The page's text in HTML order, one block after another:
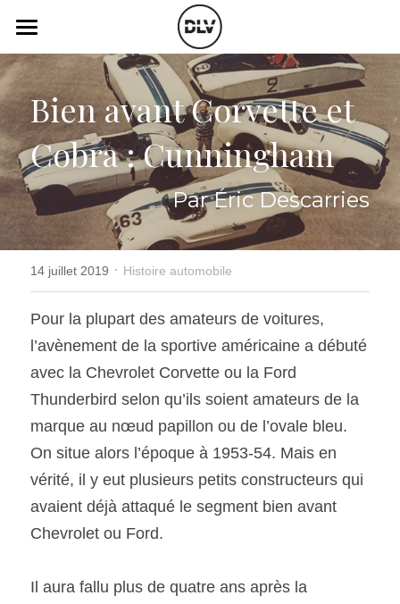
Catégories
Actualité Auto
Électrique
Histoire de chars
Art Automobile
Essais Routier
Vidéo
Podcast
Radio FM
Télé RDS
Simulateur
Assurance
Rechercher
SOUMISSION RAPIDE
ASSURANCE
Bien avant Corvette et
Cobra : Cunningham
Par Éric Descarries
14 juillet 2019 · Histoire automobile
Pour la plupart des amateurs de voitures,
l’avènement de la sportive américaine a débuté
avec la Chevrolet Corvette ou la Ford
Thunderbird selon qu’ils soient amateurs de la
marque au nœud papillon ou de l’ovale bleu.
On situe alors l’époque à 1953-54. Mais en
vérité, il y eut plusieurs petits constructeurs qui
avaient déjà attaqué le segment bien avant
Chevrolet ou Ford.
Il aura fallu plus de quatre ans après la
LES CATÉGORIES DE LA BOUTIQUE
Toutes les catégories